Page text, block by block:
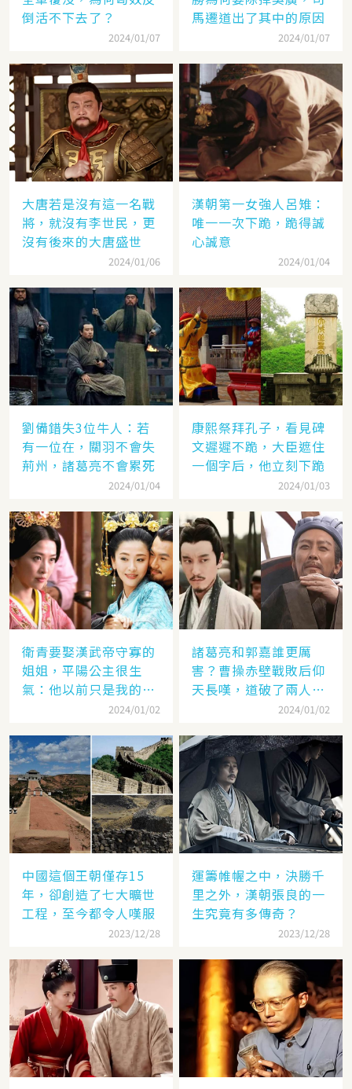
倒活不下去了？
2024/01/07
馬遷道出了其中的原因
2024/01/07
大唐若是沒有這一名戰
將，就沒有李世民，更
沒有後來的大唐盛世
2024/01/06
漢朝第一女強人呂雉：
唯一一次下跪，跪得誠
心誠意
2024/01/04
劉備錯失3位牛人：若
有一位在，關羽不會失
荊州，諸葛亮不會累死
2024/01/04
康熙祭拜孔子，看見碑
文遲遲不跪，大臣遮住
一個字后，他立刻下跪
2024/01/03
衛青要娶漢武帝守寡的
姐姐，平陽公主很生
氣：他以前只是我的奴
2024/01/02
諸葛亮和郭嘉誰更厲
害？曹操赤壁戰敗后仰
天長嘆，道破了兩人高
2024/01/02
中國這個王朝僅存15
年，卻創造了七大曠世
工程，至今都令人嘆服
2023/12/28
運籌帷幄之中，決勝千
里之外，漢朝張良的一
生究竟有多傳奇？
2023/12/28